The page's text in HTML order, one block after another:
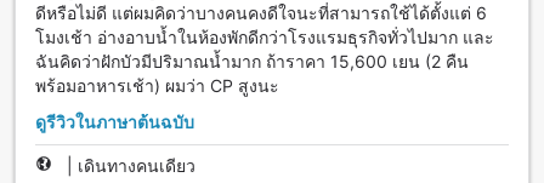
ดีหรือไม่ดี แต่ผมคิดว่าบางคนคงดีใจนะที่สามารถใช้ได้ตั้งแต่ 6
โมงเช้า อ่างอาบน้ำในห้องพักดีกว่าโรงแรมธุรกิจทั่วไปมาก และ
ฉันคิดว่าฝักบัวมีปริมาณน้ำมาก ถ้าราคา 15,600 เยน (2 คืน
พร้อมอาหารเช้า) ผมว่า CP สูงนะ
ดูรีวิวในภาษาต้นฉบับ
เดินทางคนเดียว